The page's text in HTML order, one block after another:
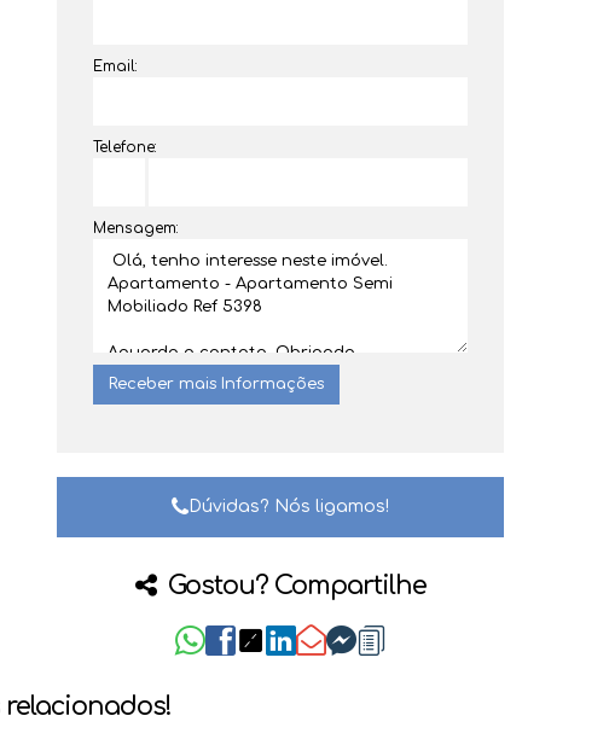
Email:
Telefone:
Mensagem:
Dúvidas? Nós ligamos!
Gostou? Compartilhe
relacionados!